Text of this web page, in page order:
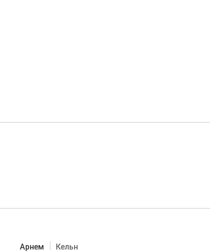
Арнем Кельн